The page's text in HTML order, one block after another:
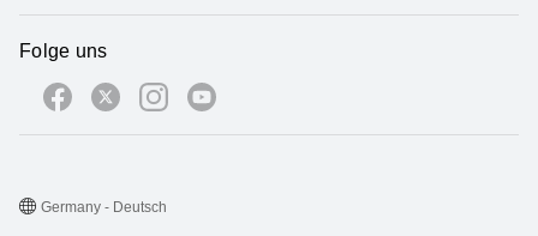
Folge uns
Germany - Deutsch